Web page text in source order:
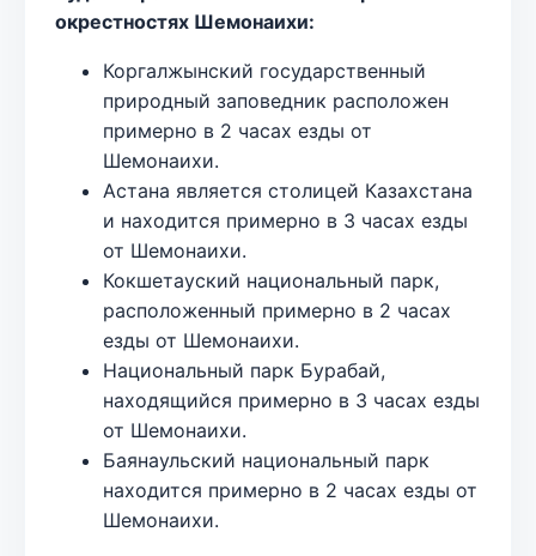
окрестностях Шемонаихи:
Коргалжынский государственный
природный заповедник расположен
примерно в 2 часах езды от
Шемонаихи.
Астана является столицей Казахстана
и находится примерно в 3 часах езды
от Шемонаихи.
Кокшетауский национальный парк,
расположенный примерно в 2 часах
езды от Шемонаихи.
Национальный парк Бурабай,
находящийся примерно в 3 часах езды
от Шемонаихи.
Баянаульский национальный парк
находится примерно в 2 часах езды от
Шемонаихи.